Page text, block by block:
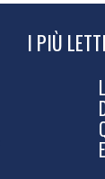
I PIÙ LETTI